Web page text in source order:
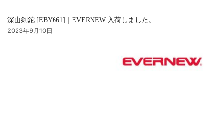
深山剣鉈 [EBY661]｜EVERNEW 入荷しました。
2023年9月10日